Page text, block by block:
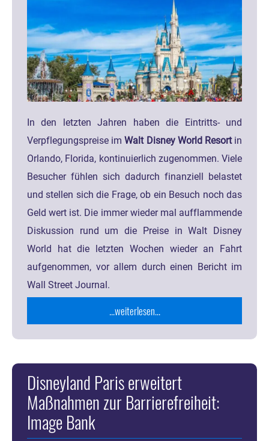
In den letzten Jahren haben die Eintritts- und
Verpflegungspreise im Walt Disney World Resortin
Orlando, Florida, kontinuierlich zugenommen. Viele
Besucher fühlen sich dadurch finanziell belastet
und stellen sich die Frage, ob ein Besuch noch das
Geld wert ist. Die immer wieder mal aufflammende
Diskussion rund um die Preise in Walt Disney
World hat die letzten Wochen wieder an Fahrt
aufgenommen, vor allem durch einen Bericht im
Wall Street Journal.
...weiterlesen...
Disneyland Paris erweitert
Maßnahmen zur Barrierefreiheit:
Image Bank